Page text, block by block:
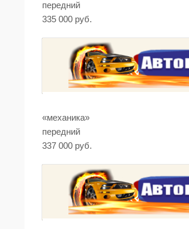
передний
335 000 руб.
«механика»
передний
337 000 руб.